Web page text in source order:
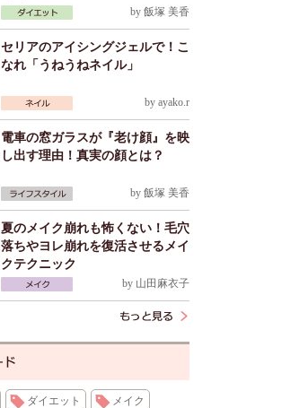
by 飯塚 美香
セリアのアイシングジェルで！こ
なれ「うねうねネイル」
by ayako.r
電車の窓ガラスが『老け顔』を映
し出す理由！真実の顔とは？
by 飯塚 美香
夏のメイク崩れも怖くない！毛穴
落ちやヨレ崩れを復活させるメイ
クテクニック
by 山田麻衣子
ダイエット メイク